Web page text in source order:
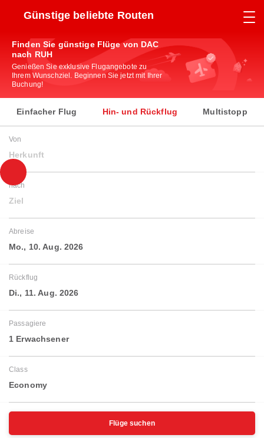
Günstige beliebte Routen
Finden Sie günstige Flüge von DAC
nach RUH
Genießen Sie exklusive Flugangebote zu
Ihrem Wunschziel. Beginnen Sie jetzt mit Ihrer
Buchung!
Einfacher Flug Hin- und Rückflug Multistopp
Von
Herkunft
nach
Ziel
Abreise
Mo., 10. Aug. 2026
Rückflug
Di., 11. Aug. 2026
Passagiere
1 Erwachsener
Class
Economy
Flüge suchen